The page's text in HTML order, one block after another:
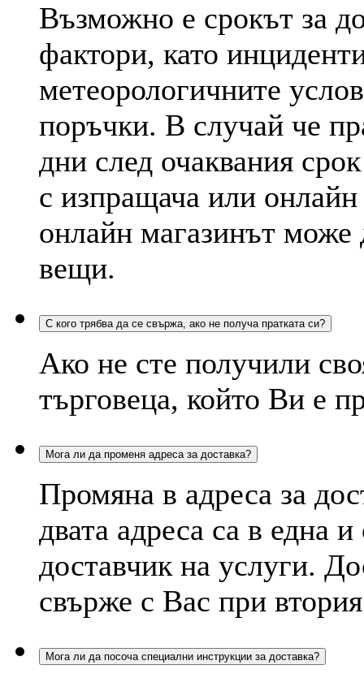
Възможно е срокът за
фактори, като
метеорологичните
поръчки. В случай че
дни след очаквания
с изпращача или
онлайн магазинът може
вещи.
С кого трябва да се свържа, ако не получа пратката си?
Ако не сте получили
търговеца, който Ви е
Мога ли да променя адреса за доставка?
Промяна в адреса за
двата адреса са в една
доставчик на услуги.
свърже с Вас при
Мога ли да посоча специални инструкции за доставка?